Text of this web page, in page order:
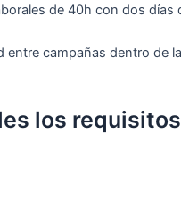
de 40h con dos días
entre campañas dentro de
los